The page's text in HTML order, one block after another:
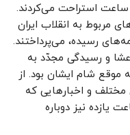
ساعت استراحت می‌کردند.
مربوط به انقلاب ایران
رسیده، می‌پرداختند.
و رسیدگی مجدّد به
شام ایشان بود. از
مختلف و اخبارهایی که
یازده نیز دوباره